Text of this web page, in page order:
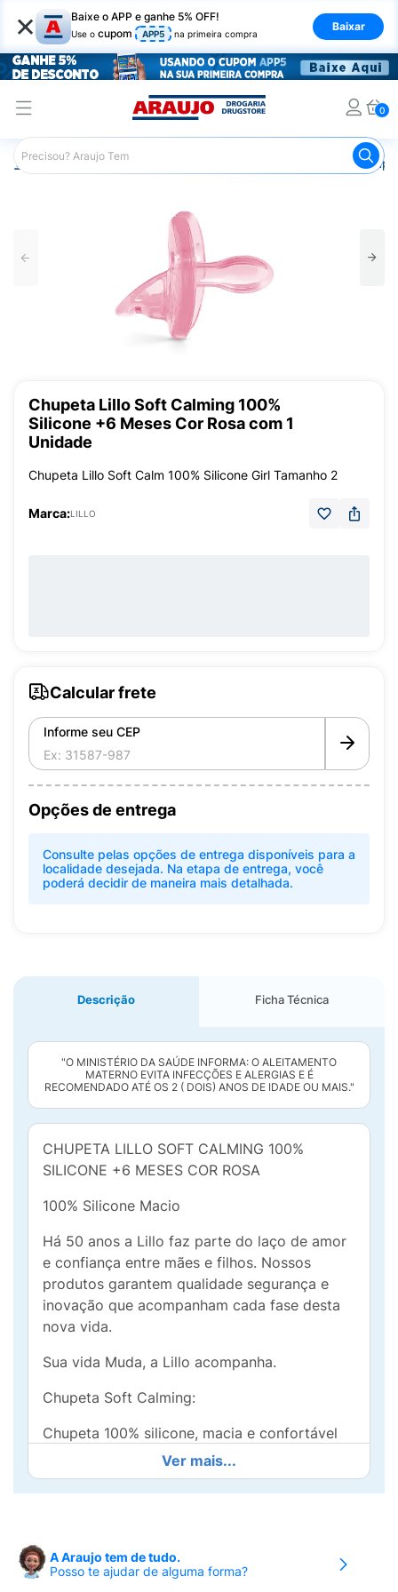
× Baixe o APP e ganhe 5% OFF!
Use o cupom APP5 na primeira compra
Baixar
0
Araujo Infantil
Chupeta Lillo Soft Calming 100%
Silicone +6 Meses Cor Rosa com 1
Unidade
Chupeta Lillo Soft Calm 100% Silicone Girl Tamanho 2
Marca:LILLO
Calcular frete
Informe seu CEP
Opções de entrega
Consulte pelas opções de entrega disponíveis para a
localidade desejada. Na etapa de entrega, você
poderá decidir de maneira mais detalhada.
Descrição Ficha Técnica
"O MINISTÉRIO DA SAÚDE INFORMA: O ALEITAMENTO
MATERNO EVITA INFECÇÕES E ALERGIAS E É
RECOMENDADO ATÉ OS 2 ( DOIS) ANOS DE IDADE OU MAIS."
CHUPETA LILLO SOFT CALMING 100%
SILICONE +6 MESES COR ROSA
100% Silicone Macio
Há 50 anos a Lillo faz parte do laço de amor
e confiança entre mães e filhos. Nossos
produtos garantem qualidade segurança e
inovação que acompanham cada fase desta
nova vida.
Sua vida Muda, a Lillo acompanha.
Chupeta Soft Calming:
Chupeta 100% silicone, macia e confortável
Alça permite fixar a chupeta à roupa e evitar
Produzida em peça única.
Bordas arredondadas.
Ver mais...
A Araujo tem de tudo.
Posso te ajudar de alguma forma?